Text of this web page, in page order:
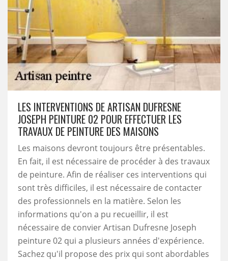
LES INTERVENTIONS DE ARTISAN DUFRESNE
JOSEPH PEINTURE 02 POUR EFFECTUER LES
TRAVAUX DE PEINTURE DES MAISONS
Les maisons devront toujours être présentables.
En fait, il est nécessaire de procéder à des travaux
de peinture. Afin de réaliser ces interventions qui
sont très difficiles, il est nécessaire de contacter
des professionnels en la matière. Selon les
informations qu'on a pu recueillir, il est
nécessaire de convier Artisan Dufresne Joseph
peinture 02 qui a plusieurs années d'expérience.
Sachez qu'il propose des prix qui sont abordables